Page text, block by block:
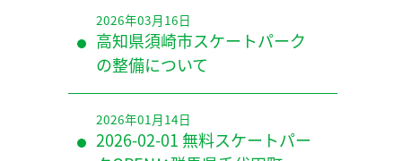
2026年03月16日
高知県須崎市スケートパーク
の整備について
2026年01月14日
2026-02-01 無料スケートパー